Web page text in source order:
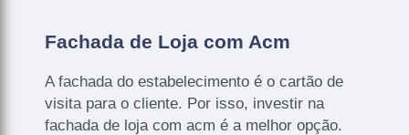
Fachada de Loja com Acm
A fachada do estabelecimento é o cartão de
visita para o cliente. Por isso, investir na
fachada de loja com acm é a melhor opção.